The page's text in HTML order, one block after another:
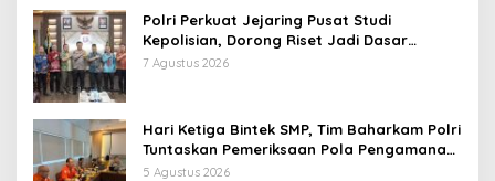
Polri Perkuat Jejaring Pusat Studi
Kepolisian, Dorong Riset Jadi Dasar
Kebijakan dan Inovasi
7 Agustus 2026
Hari Ketiga Bintek SMP, Tim Baharkam Polri
Tuntaskan Pemeriksaan Pola Pengamanan
Pertamina Patra Niaga Jabar
5 Agustus 2026